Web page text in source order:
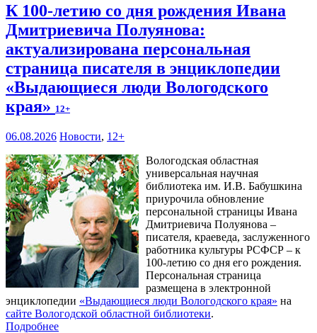
К 100-летию со дня рождения Ивана
Дмитриевича Полуянова:
актуализирована персональная
страница писателя в энциклопедии
«Выдающиеся люди Вологодского
края» 12+
06.08.2026 Новости, 12+
Вологодская областная
универсальная научная
библиотека им. И.В. Бабушкина
приурочила обновление
персональной страницы Ивана
Дмитриевича Полуянова –
писателя, краеведа, заслуженного
работника культуры РСФСР – к
100‑летию со дня его рождения.
Персональная страница
размещена в электронной
энциклопедии «Выдающиеся люди Вологодского края» на
сайте Вологодской областной библиотеки.
Подробнее